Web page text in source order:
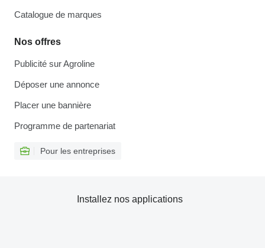
Catalogue de marques
Nos offres
Publicité sur Agroline
Déposer une annonce
Placer une bannière
Programme de partenariat
Pour les entreprises
Installez nos applications